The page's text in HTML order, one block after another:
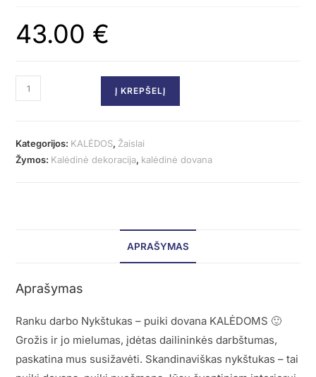
43.00 €
Į KREPŠELĮ
Kategorijos: KALĖDOS, Žaislai
Žymos: Kalėdinė dekoracija, kalėdinė dovana
APRAŠYMAS
Aprašymas
Ranku darbo Nykštukas – puiki dovana KALĖDOMS 🙂
Grožis ir jo mielumas, įdėtas dailininkės darbštumas,
paskatina mus susižavėti. Skandinaviškas nykštukas – tai